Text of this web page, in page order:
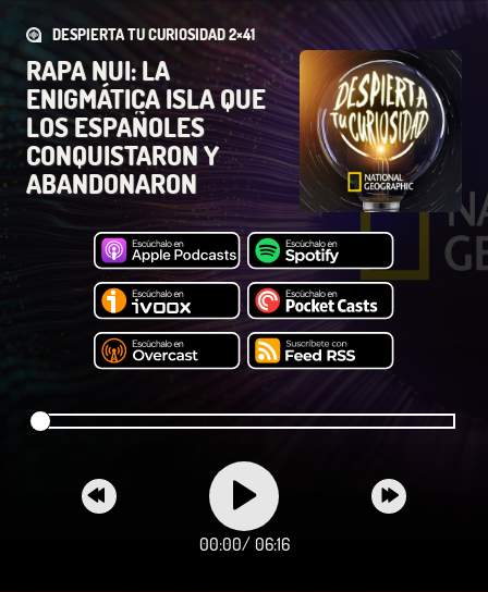
DESPIERTA TU CURIOSIDAD 2×41
RAPA NUI: LA
ENIGMÁTICA ISLA QUE
LOS ESPAÑOLES
CONQUISTARON Y
ABANDONARON
00:00/ 06:16